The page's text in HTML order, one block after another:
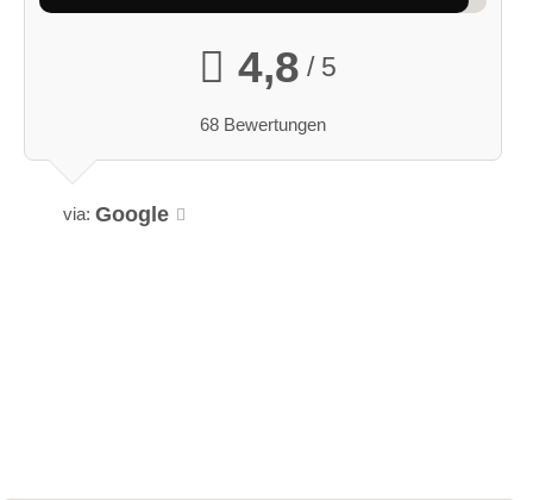
4,8 / 5
68 Bewertungen
via: Google